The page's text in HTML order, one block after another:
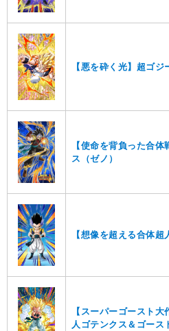
【悪を砕く光】超ゴジ
【使命を背負った合体
ス（ゼノ）
【想像を超える合体超
【スーパーゴースト
人ゴテンクス＆ゴース